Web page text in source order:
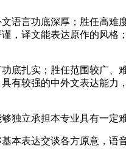
言功底深厚；胜任高难
，译文能表达原作的风
扎实；胜任范围较广、
有较强的中外文表达能
立承担本专业具有一定
表达交谈各方原意，语